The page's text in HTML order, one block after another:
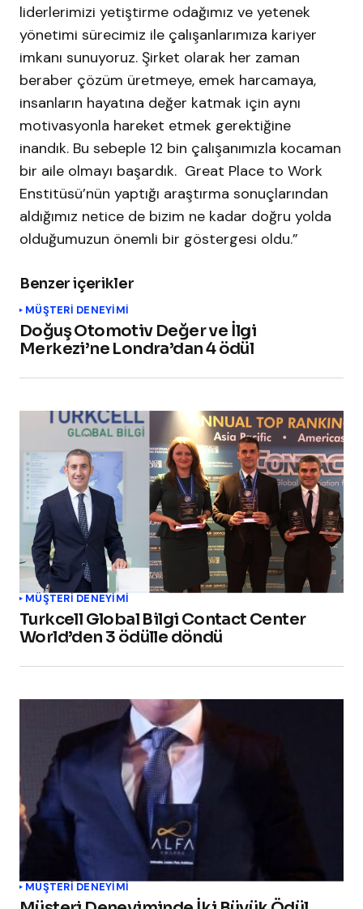
liderlerimizi yetiştirme odağımız ve yetenek
yönetimi sürecimiz ile çalışanlarımıza kariyer
imkanı sunuyoruz. Şirket olarak her zaman
beraber çözüm üretmeye, emek harcamaya,
insanların hayatına değer katmak için aynı
motivasyonla hareket etmek gerektiğine
inandık. Bu sebeple 12 bin çalışanımızla kocaman
bir aile olmayı başardık. Great Place to Work
Enstitüsü’nün yaptığı araştırma sonuçlarından
aldığımız netice de bizim ne kadar doğru yolda
olduğumuzun önemli bir göstergesi oldu.”
Benzer içerikler
MÜŞTERI DENEYIMI
Doğuş Otomotiv Değer ve İlgi
Merkezi’ne Londra’dan 4 ödül
MÜŞTERI DENEYIMI
Turkcell Global Bilgi Contact Center
World’den 3 ödülle döndü
MÜŞTERI DENEYIMI